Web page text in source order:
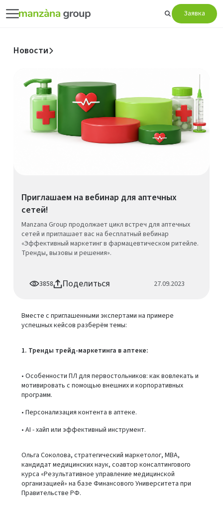
Заявка
Новости
Приглашаем на вебинар для аптечных
сетей!
Manzana Group продолжает цикл встреч для аптечных
сетей и приглашает вас на бесплатный вебинар
«Эффективный маркетинг в фармацевтическом ритейле.
Тренды, вызовы и решения».
3858 Поделиться 27.09.2023
Вместе с приглашенными экспертами на примере
успешных кейсов разберём темы:
1. Тренды трейд-маркетинга в аптеке:
• Особенности ПЛ для первостольников: как вовлекать и
мотивировать с помощью внешних и корпоративных
программ.
• Персонализация контента в аптеке.
• AI - хайп или эффективный инструмент.
Ольга Соколова, стратегический маркетолог, МВА,
кандидат медицинских наук, соавтор консалтингового
курса «Результативное управление медицинской
организацией» на базе Финансового Университета при
Правительстве РФ.